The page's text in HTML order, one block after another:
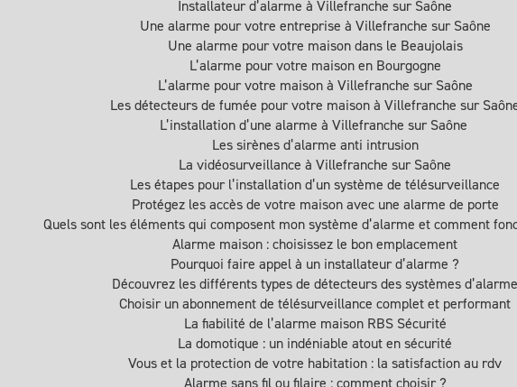
Installateur d’alarme à Villefranche sur Saône
Une alarme pour votre entreprise à Villefranche sur Saône
Une alarme pour votre maison dans le Beaujolais
L’alarme pour votre maison en Bourgogne
L’alarme pour votre maison à Villefranche sur Saône
Les détecteurs de fumée pour votre maison à Villefranche sur
L’installation d’une alarme à Villefranche sur Saône
Les sirènes d’alarme anti intrusion
La vidéosurveillance à Villefranche sur Saône
Les étapes pour l’installation d’un système de télésurveillance
Protégez les accès de votre maison avec une alarme de porte
Quels sont les éléments qui composent mon système d’alarme et comment
Alarme maison : choisissez le bon emplacement
Pourquoi faire appel à un installateur d’alarme ?
Découvrez les différents types de détecteurs des systèmes d’alarme
Choisir un abonnement de télésurveillance complet et performant
La fiabilité de l’alarme maison RBS Sécurité
La domotique : un indéniable atout en sécurité
Vous et la protection de votre habitation : la satisfaction au rdv
Alarme sans fil ou filaire : comment choisir ?